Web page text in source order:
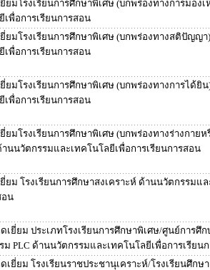
ยมโรงเรียนการศึกษาพิเศษ (บกพร่องทางการมอง
เพื่อการเรียนการสอน
ยมโรงเรียนการศึกษาพิเศษ (บกพร่องทางสติปัญญ
เพื่อการเรียนการสอน
ยมโรงเรียนการศึกษาพิเศษ (บกพร่องทางการได้ยิ
เพื่อการเรียนการสอน
ยมโรงเรียนการศึกษาพิเศษ (บกพร่องทางร่างกาย
นนวัตกรรมและเทคโนโลยีเพื่อการเรียนการสอน
ยม โรงเรียนการศึกษาสงเคราะห์ ด้านนวัตกรรมแ
อน
เยี่ยม ประเภทโรงเรียนการศึกษาพิเศษ/ศูนย์การศึก
ม PLC ด้านนวัตกรรมและเทคโนโลยีเพื่อการเรียน
เยี่ยม โรงเรียนราชประชานุเคราะห์/โรงเรียนศึกษ